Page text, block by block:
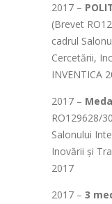
2017 –
(Brevet
cadrul
Cercetării,
INVENTICA
2017 –
RO129628/
Salonului
Inovării şi
2017
2017 – 3